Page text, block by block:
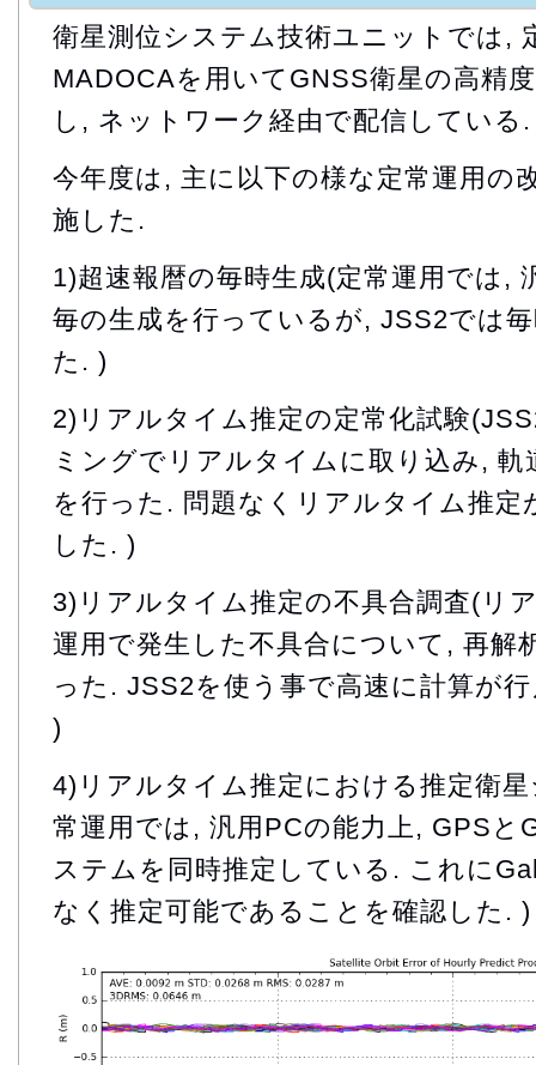
衛星測位システム技術ユニットでは,
MADOCAを用いてGNSS衛星の高精
し, ネットワーク経由で配信している.
今年度は, 主に以下の様な定常運用の
施した.
1)超速報暦の毎時生成(定常運用では,
毎の生成を行っているが, JSS2では
た. )
2)リアルタイム推定の定常化試験
ミングでリアルタイムに取り込み, 軌
を行った. 問題なくリアルタイム推定
した. )
3)リアルタイム推定の不具合調査(リ
運用で発生した不具合について, 再解
った. JSS2を使う事で高速に計算が
)
4)リアルタイム推定における推定衛
常運用では, 汎用PCの能力上, GPSと
ステムを同時推定している. これに
なく推定可能であることを確認した. )